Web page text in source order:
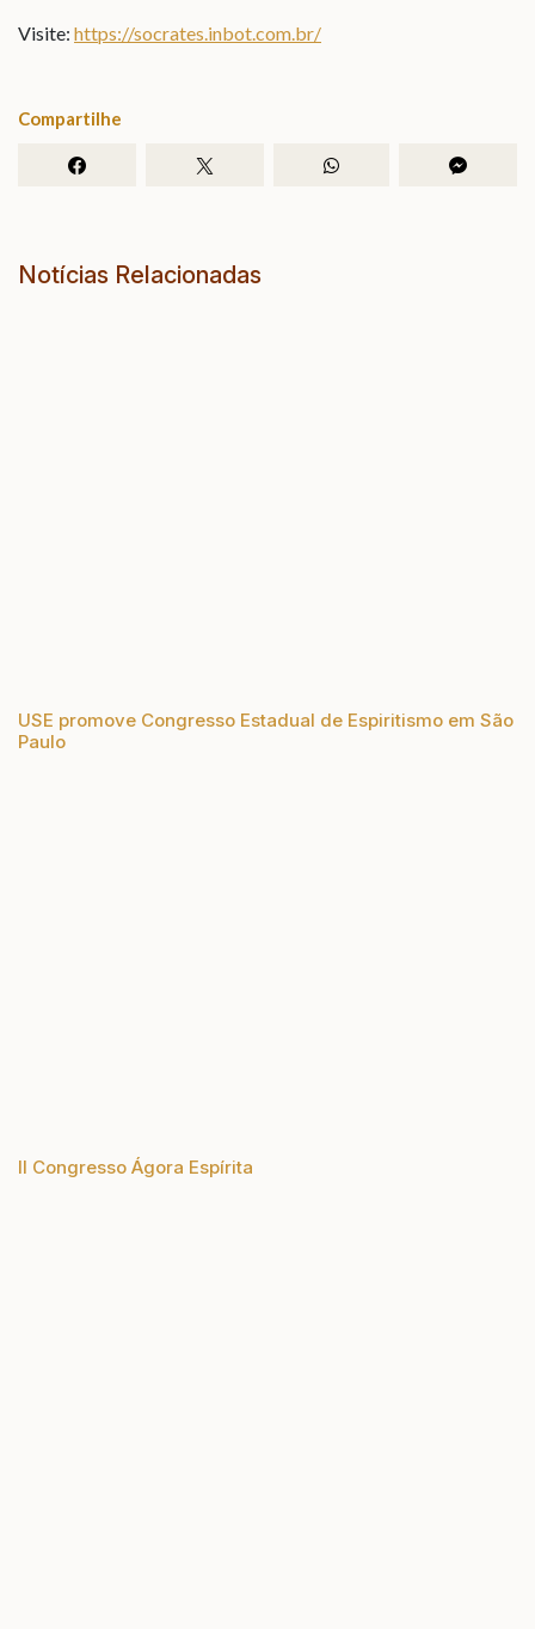
Visite: https://socrates.inbot.com.br/
Compartilhe
Notícias Relacionadas
USE promove Congresso Estadual de Espiritismo em São
Paulo
II Congresso Ágora Espírita